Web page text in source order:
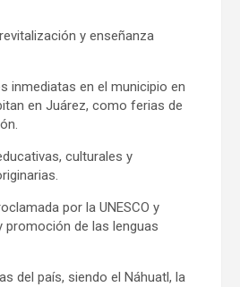
y enseñanza
inmediatas en el municipio en
en Juárez, como ferias de
culturales y
por la UNESCO y
de las lenguas
del país, siendo el Náhuatl, la